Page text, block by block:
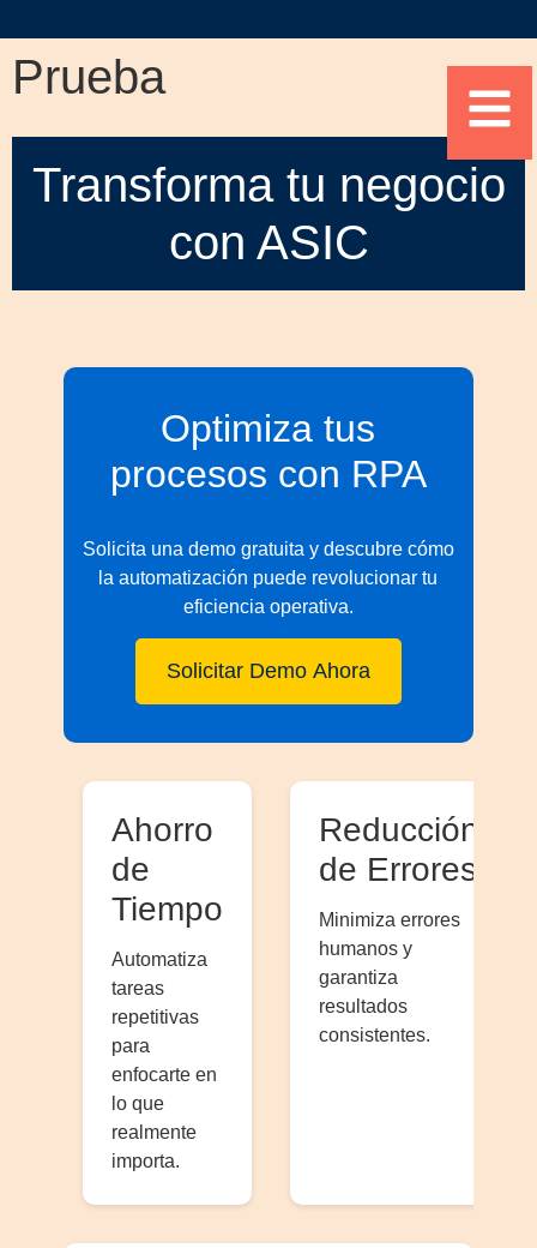
Prueba
Transforma tu negocio
con ASIC
Optimiza tus
procesos con RPA
Solicita una demo gratuita y descubre cómo
la automatización puede revolucionar tu
eficiencia operativa.
Solicitar Demo Ahora
Ahorro
de
Tiempo
Automatiza
tareas
repetitivas
para
enfocarte en
lo que
realmente
importa.
Reducción
de Errores
Minimiza errores
humanos y
garantiza
resultados
consistentes.